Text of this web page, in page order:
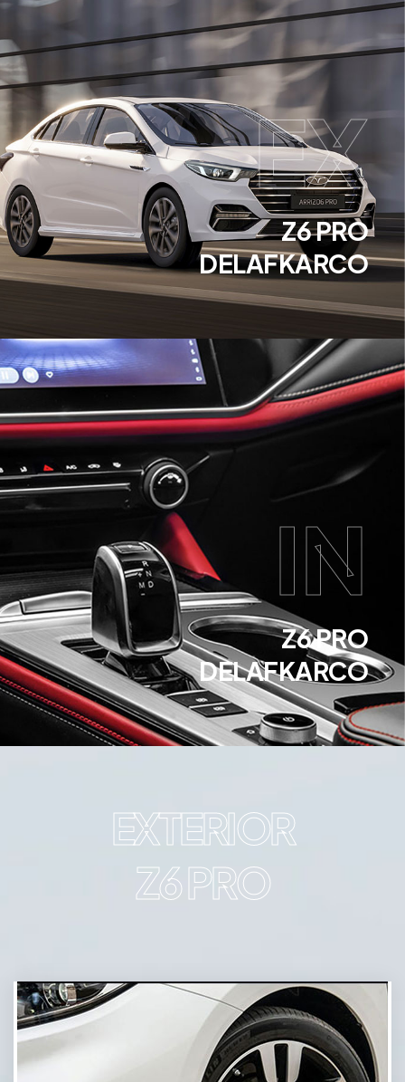
EX
Z6 PRO
DELAFKARCO
IN
Z6 PRO
DELAFKARCO
EXTERIOR
Z6 PRO